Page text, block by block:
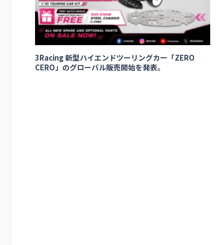
3Racing 新型ハイエンドツーリングカー「ZERO
CERO」のグローバル販売開始を発表。